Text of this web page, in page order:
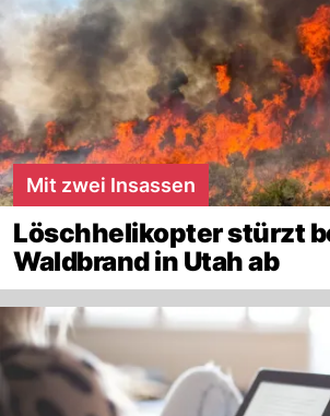
Mit zwei Insassen
Löschhelikopter stürzt
Waldbrand in Utah ab